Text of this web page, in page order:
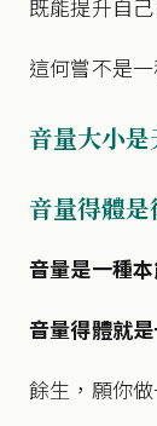
既能提升自
這何嘗不是一
音量大小
音量得體
音量是一種本
音量得體就
餘生，願你